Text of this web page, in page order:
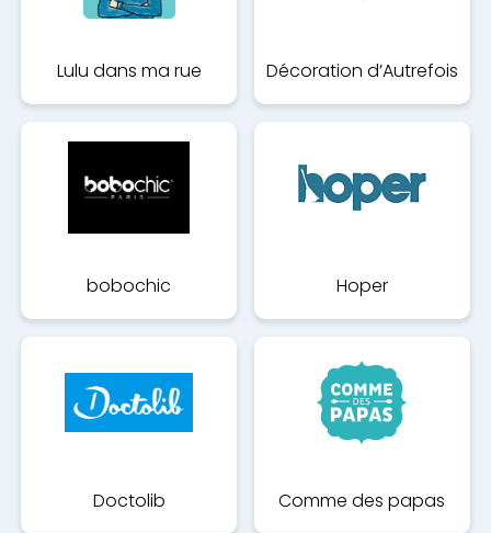
Lulu dans ma rue Décoration d’Autrefois
bobochic Hoper
Doctolib Comme des papas